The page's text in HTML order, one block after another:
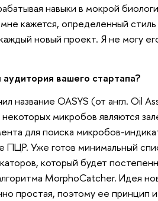
навыки в мокрой
кажется, определенный
новый проект. Я не могу
вашего стартапа?
название OASYS (от англ. Oil
микробов являются
для поиска микробов-
ПЦР. Уже готов минимальный
который будет
MorphoCatcher. Идея
простая, поэтому ее принцип